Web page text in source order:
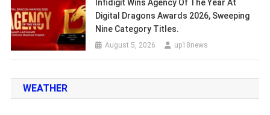
Infidigit Wins Agency Of The Year At
Digital Dragons Awards 2026, Sweeping
Nine Category Titles.
August 5, 2026 up18news
WEATHER